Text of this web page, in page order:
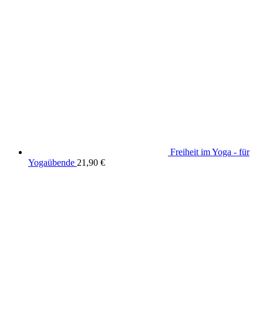
Freiheit im Yoga - für
Yogaübende 21,90 €